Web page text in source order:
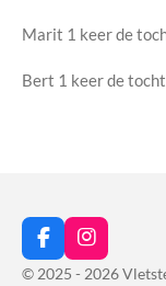
Marit 1 keer de
Bert 1 keer de
F
a
I
n
© 2025 - 2026